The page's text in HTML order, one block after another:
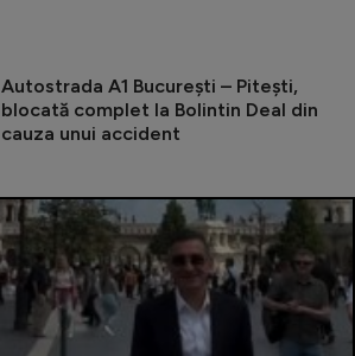
Autostrada A1 București – Pitești,
blocată complet la Bolintin Deal din
cauza unui accident